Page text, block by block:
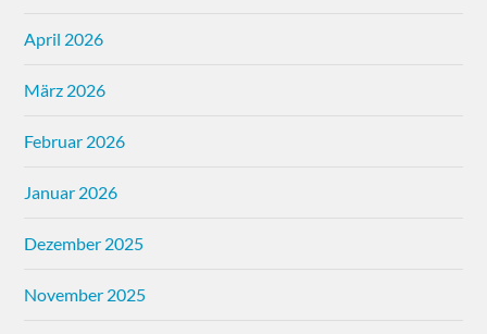
April 2026
März 2026
Februar 2026
Januar 2026
Dezember 2025
November 2025